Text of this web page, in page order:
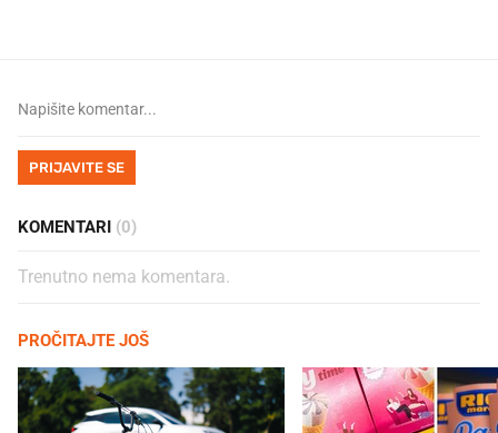
PRIJAVITE SE
KOMENTARI (0)
Trenutno nema komentara.
PROČITAJTE JOŠ